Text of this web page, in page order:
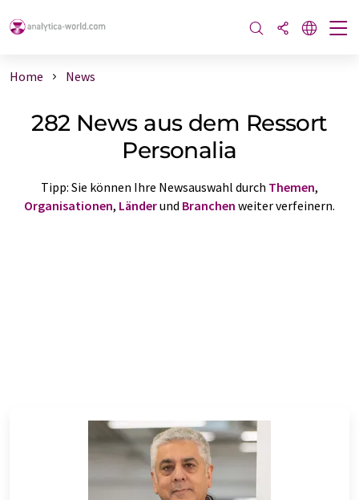
Home News
282 News aus dem Ressort
Personalia
Tipp: Sie können Ihre Newsauswahl durch Themen,
Organisationen, Länderund Branchen weiter verfeinern.